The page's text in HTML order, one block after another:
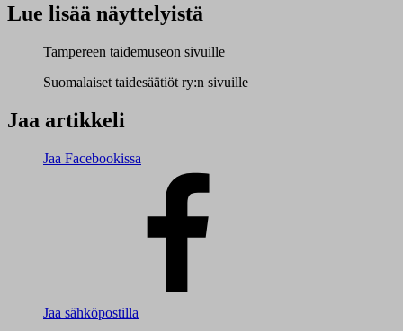
Lue lisää näyttelyistä
Tampereen taidemuseon sivuille
Suomalaiset taidesäätiöt ry:n sivuille
Jaa artikkeli
Jaa Facebookissa
Jaa sähköpostilla